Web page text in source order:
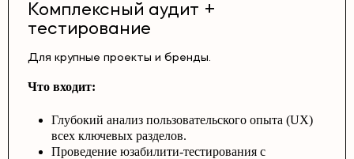
Комплексный аудит +
тестирование
Для крупные проекты и бренды.
Что входит:
Глубокий анализ пользовательского опыта (UX)
всех ключевых разделов.
Проведение юзабилити-тестирования с